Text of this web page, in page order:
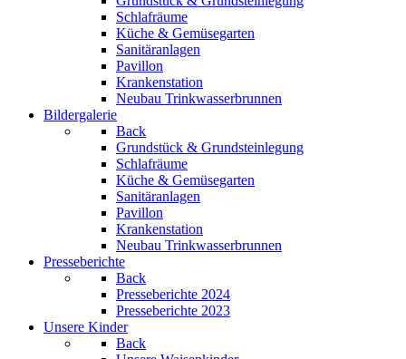
Schlafräume
Küche & Gemüsegarten
Sanitäranlagen
Pavillon
Krankenstation
Neubau Trinkwasserbrunnen
Bildergalerie
Back
Grundstück & Grundsteinlegung
Schlafräume
Küche & Gemüsegarten
Sanitäranlagen
Pavillon
Krankenstation
Neubau Trinkwasserbrunnen
Presseberichte
Back
Presseberichte 2024
Presseberichte 2023
Unsere Kinder
Back